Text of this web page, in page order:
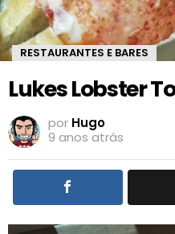
RESTAURANTES E BARES
Lukes Lobster
por Hugo
9 anos atrás